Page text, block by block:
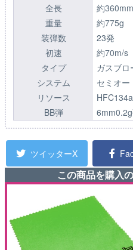
全長
約360mm
重量
約775g
装弾数
23発
初速
約70m/s
タイプ
ガスブロ
システム
セミオー
リソース
HFC134a
BB弾
ツイッターX
この商品を購入